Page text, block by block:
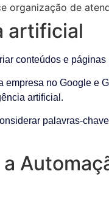
organização de
artificial
conteúdos e
no Google e
artificial.
palavras-